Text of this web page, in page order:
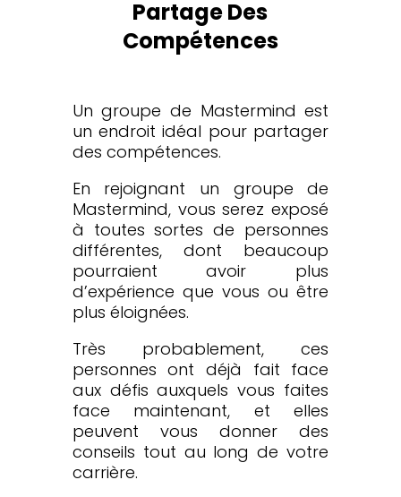
Partage Des
Compétences
Un groupe de Mastermind est
un endroit idéal pour partager
des compétences.
En rejoignant un groupe de
Mastermind, vous serez exposé
à toutes sortes de personnes
différentes, dont beaucoup
pourraient avoir plus
d’expérience que vous ou être
plus éloignées.
Très probablement, ces
personnes ont déjà fait face
aux défis auxquels vous faites
face maintenant, et elles
peuvent vous donner des
conseils tout au long de votre
carrière.